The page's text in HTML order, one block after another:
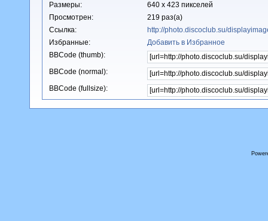
Размеры:
640 x 423 пикселей
Просмотрен:
219 раз(а)
Ссылка:
http://photo.discoclub.su/
Избранные:
Добавить в Избранное
BBCode (thumb):
BBCode (normal):
BBCode (fullsize):